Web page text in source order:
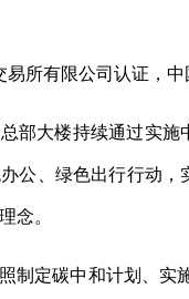
所有限公司认证，中
部大楼持续通过实
公、绿色出行行动
念。
制定碳中和计划、实